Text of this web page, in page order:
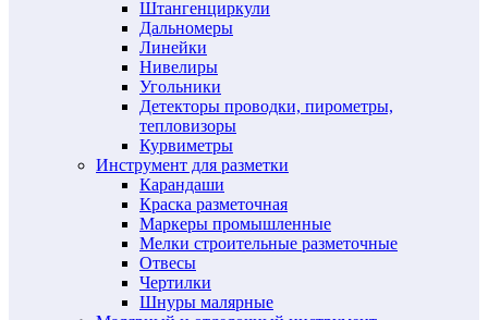
Штангенциркули
Дальномеры
Линейки
Нивелиры
Угольники
Детекторы проводки, пирометры,
тепловизоры
Курвиметры
Инструмент для разметки
Карандаши
Краска разметочная
Маркеры промышленные
Мелки строительные разметочные
Отвесы
Чертилки
Шнуры малярные